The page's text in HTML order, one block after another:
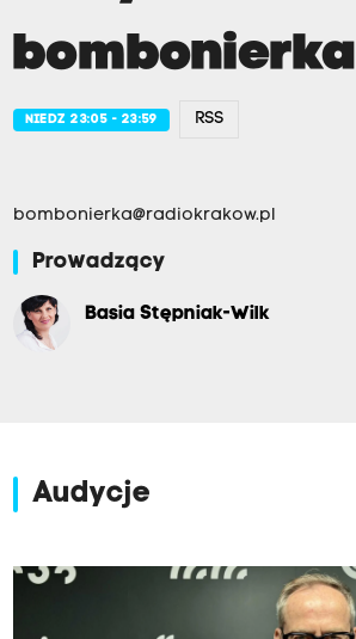
bombonierka
NIEDZ 23:05 - 23:59 RSS
bombonierka@radiokrakow.pl
Prowadzący
Basia Stępniak-Wilk
Audycje